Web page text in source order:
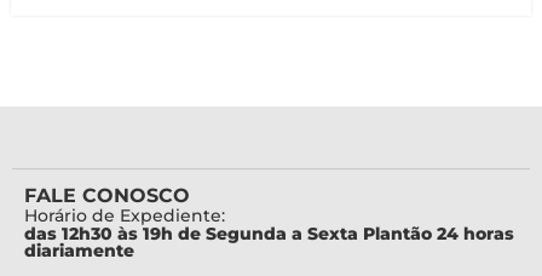
FALE CONOSCO
Horário de Expediente:
das 12h30 às 19h de Segunda a Sexta Plantão 24 horas
diariamente